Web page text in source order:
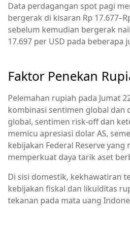
Data perdagangan spot pagi
bergerak di kisaran Rp
sebelum kemudian bergerak
17.697 per USD pada beberapa
Faktor Penekan
Pelemahan rupiah pada Jumat
kombinasi sentimen global dan
global, sentimen risk‑off dan
memicu apresiasi dolar AS,
kebijakan Federal Reserve
memperkuat daya tarik aset
Di sisi domestik, kekhawatiran
kebijakan fiskal dan likuiditas
tekanan pada mata uang